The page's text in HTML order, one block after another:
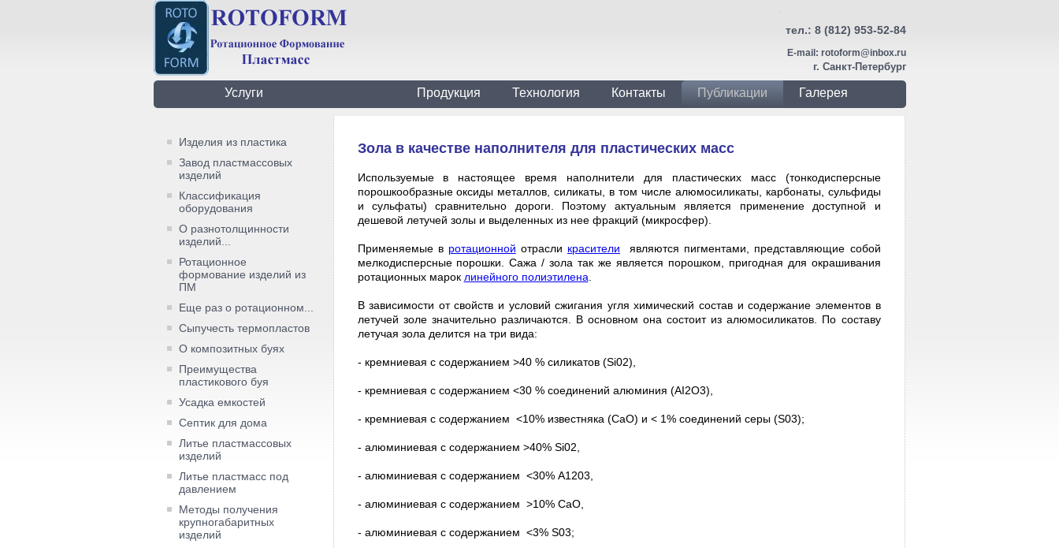
тел.: 8 (812) 953-52-84
E-mail: rotoform@inbox.ru
г. Санкт-Петербург
Услуги Продукция Технология Контакты Публикации Галерея
Изделия из пластика
Завод пластмассовых
изделий
Классификация
оборудования
О разнотолщинности
изделий...
Ротационное
формование изделий из
ПМ
Еще раз о ротационном...
Сыпучесть термопластов
О композитных буях
Преимущества
пластикового буя
Усадка емкостей
Септик для дома
Литье пластмассовых
изделий
Литье пластмасс под
давлением
Методы получения
крупногабаритных
изделий
Зола в качестве наполнителя для пластических масс
Используемые в настоящее время наполнители для пластических масс (тонкодисперсные
порошкообразные оксиды металлов, силикаты, в том числе алюмосиликаты, карбонаты, сульфиды
и сульфаты) сравнительно дороги. Поэтому актуальным является применение доступной и
дешевой летучей золы и выделенных из нее фракций (микросфер).
Применяемые в ротационной отрасли красители являются пигментами, представляющие собой
мелкодисперсные порошки. Сажа / зола так же является порошком, пригодная для окрашивания
ротационных марок линейного полиэтилена
В зависимости от свойств и условий сжигания угля химический состав и содержание элементов в
летучей золе значительно различаются. В основном она состоит из алюмосиликатов. По составу
летучая зола делится на три вида:
- кремниевая с содержанием >40 % силикатов (Si02),
- кремниевая с содержанием <30 % соединений алюминия (AI2O3),
- кремниевая с содержанием <10% известняка (СаО) и < 1% соединений серы (S03);
- алюминиевая с содержанием >40% Si02,
- алюминиевая с содержанием <30% А1203,
- алюминиевая с содержанием >10% СаО,
- алюминиевая с содержанием <3% S03;